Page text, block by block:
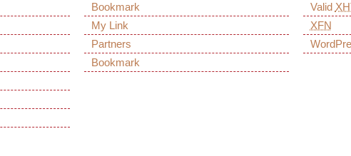
Bookmark
My Link
Partners
Bookmark
Valid
XFN